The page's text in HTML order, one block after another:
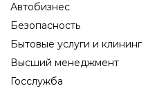
Автобизнес
Безопасность
Бытовые услуги и клининг
Высший менеджмент
Госслужба